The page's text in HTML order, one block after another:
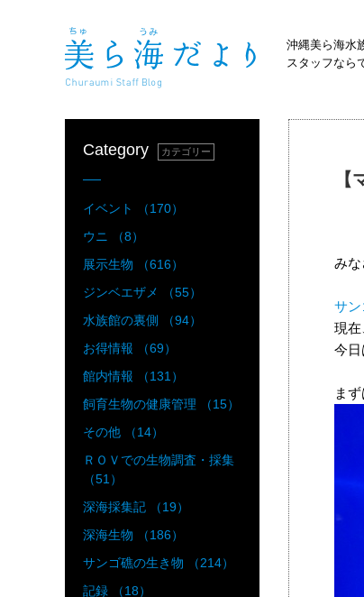
沖縄美ら海水
スタッフなら
みな
サ
現在
今日
ま
Category カテゴリー
イベント （170）
ウニ （8）
展示生物 （616）
ジンベエザメ （55）
水族館の裏側 （94）
お得情報 （69）
館内情報 （131）
飼育生物の健康管理 （15）
その他 （14）
ＲＯＶでの生物調査・採集
（51）
深海採集記 （19）
深海生物 （186）
サンゴ礁の生き物 （214）
記録 （18）